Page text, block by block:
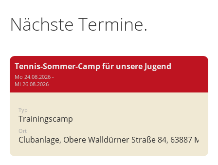
Nächste Termine.
Tennis-Sommer-Camp für unsere Jugend
Mo 24.08.2026 -
Mi 26.08.2026
Typ
Trainingscamp
Ort
Clubanlage, Obere Walldürner Straße 84, 63887